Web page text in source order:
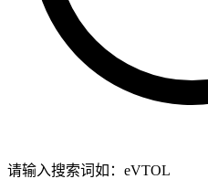
请输入搜索词如：eVTOL